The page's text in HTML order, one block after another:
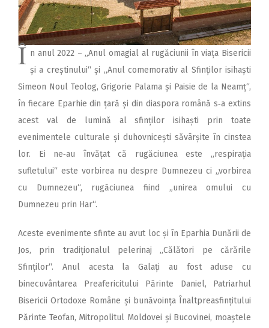
Î n anul 2022 – „Anul omagial al rugăciunii în viața Bisericii
și a creștinului“ și „Anul comemorativ al Sfinților isihaști
Simeon Noul Teolog, Grigorie Palama și Paisie de la Neamț“,
în fiecare Eparhie din țară și din diaspora română s‑a extins
acest val de lumină al sfinților isihaști prin toate
evenimentele culturale și duhovnicești săvârșite în cinstea
lor. Ei ne‑au învățat că rugăciunea este „respirația
sufletului“ este vorbirea nu despre Dumnezeu ci „vorbirea
cu Dumnezeu“, rugăciunea fiind „unirea omului cu
Dumnezeu prin Har“.
Aceste evenimente sfinte au avut loc și în Eparhia Dunării de
Jos, prin tradiționalul pelerinaj „Călători pe cărările
Sfinților“. Anul acesta la Galați au fost aduse cu
binecuvântarea Preafericitului Părinte Daniel, Patriarhul
Bisericii Ortodoxe Române și bunăvoința Înaltpreasfințitului
Părinte Teofan, Mitropolitul Moldovei și Bucovinei, moaștele